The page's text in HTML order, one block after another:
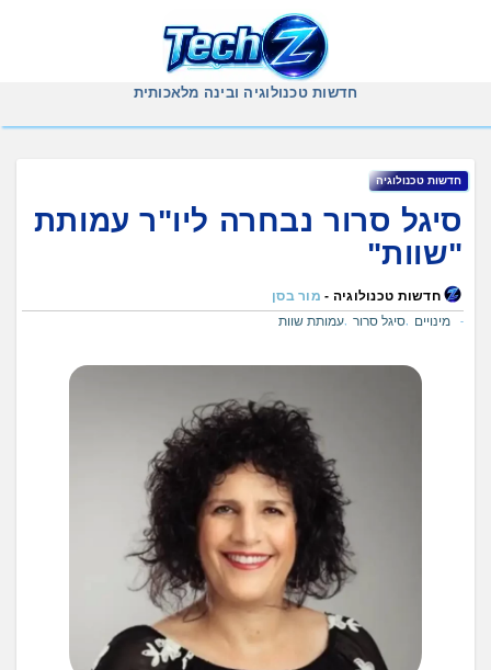
חדשות טכנולוגיה ובינה מלאכותית
חדשות טכנולוגיה
סיגל סרור נבחרה ליו"ר עמותת
"שוות"
חדשות טכנולוגיה - מור בסן
מינויים
סיגל סרור עמותת שוות